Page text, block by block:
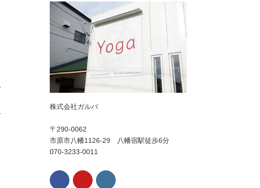
株式会社ガルバ
〒290-0062
市原市八幡1126-29 八幡宿駅徒歩6分
070-3233-0011